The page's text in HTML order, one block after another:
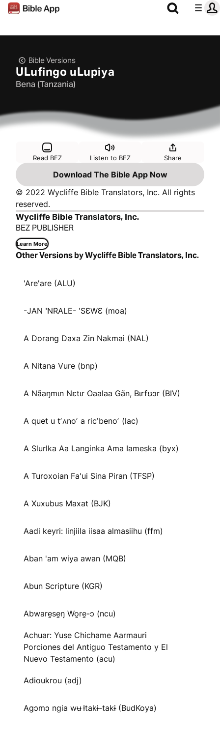
Bible Versions
ULufingo uLupiya
Bena (Tanzania)
Read BEZ Listen to BEZ Share
Download The Bible App Now
© 2022 Wycliffe Bible Translators, Inc. All rights
reserved.
Wycliffe Bible Translators, Inc.
BEZ PUBLISHER
Learn More
Other Versions by Wycliffe Bible Translators, Inc.
'Are'are (ALU)
-JAN ꞌNRALE- ꞌSƐWƐ (moa)
A Dorang Daxa Zin Nakmai (NAL)
A Nitana Vure (bnp)
A Nãaŋmɩn Nɛtɩr Oaalaa Gãn, Bɩrfʊɔr (BIV)
A quet u tʼʌnoʼ a ricʼbenoʼ (lac)
A Slurlka Aa Langinka Ama Iameska (byx)
A Turoxoian Fa'ui Sina Piran (TFSP)
A Xuxubus Maxat (BJK)
Aadi keyri: linjiila iisaa almasiihu (ffm)
Aban 'am wiya awan (MQB)
Abun Scripture (KGR)
Abware̱se̱ŋ Wo̱re̱-ɔ (ncu)
Achuar: Yuse Chichame Aarmauri
Porciones del Antiguo Testamento y El
Nuevo Testamento (acu)
Adioukrou (adj)
Agɔmɔ ngia wʉ Ɨtakɨ-takɨ (BudKoya)